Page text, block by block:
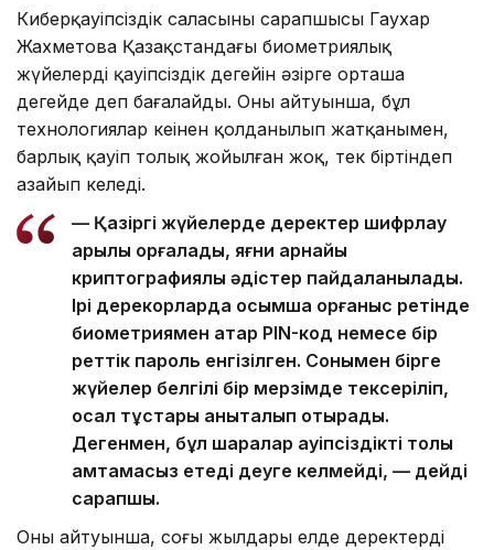
Киберқауіпсіздік саласының сарапшысы Гаухар
Жахметова Қазақстандағы биометриялық
жүйелердің қауіпсіздік деңгейін әзірге орташа
деңгейде деп бағалайды. Оның айтуынша, бұл
технологиялар кеңінен қолданылып жатқанымен,
барлық қауіп толық жойылған жоқ, тек біртіндеп
азайып келеді.
— Қазіргі жүйелерде деректер шифрлау
арқылы қорғалады, яғни арнайы
криптографиялық әдістер пайдаланылады.
Ірі дерекқорларда қосымша қорғаныс ретінде
биометриямен қатар PIN-код немесе бір
реттік пароль енгізілген. Сонымен бірге
жүйелер белгілі бір мерзімде тексеріліп,
осал тұстары анықталып отырады.
Дегенмен, бұл шаралар қауіпсіздікті толық
қамтамасыз етеді деуге келмейді, — дейді
сарапшы.
Оның айтуынша, соңғы жылдары елде деректердің